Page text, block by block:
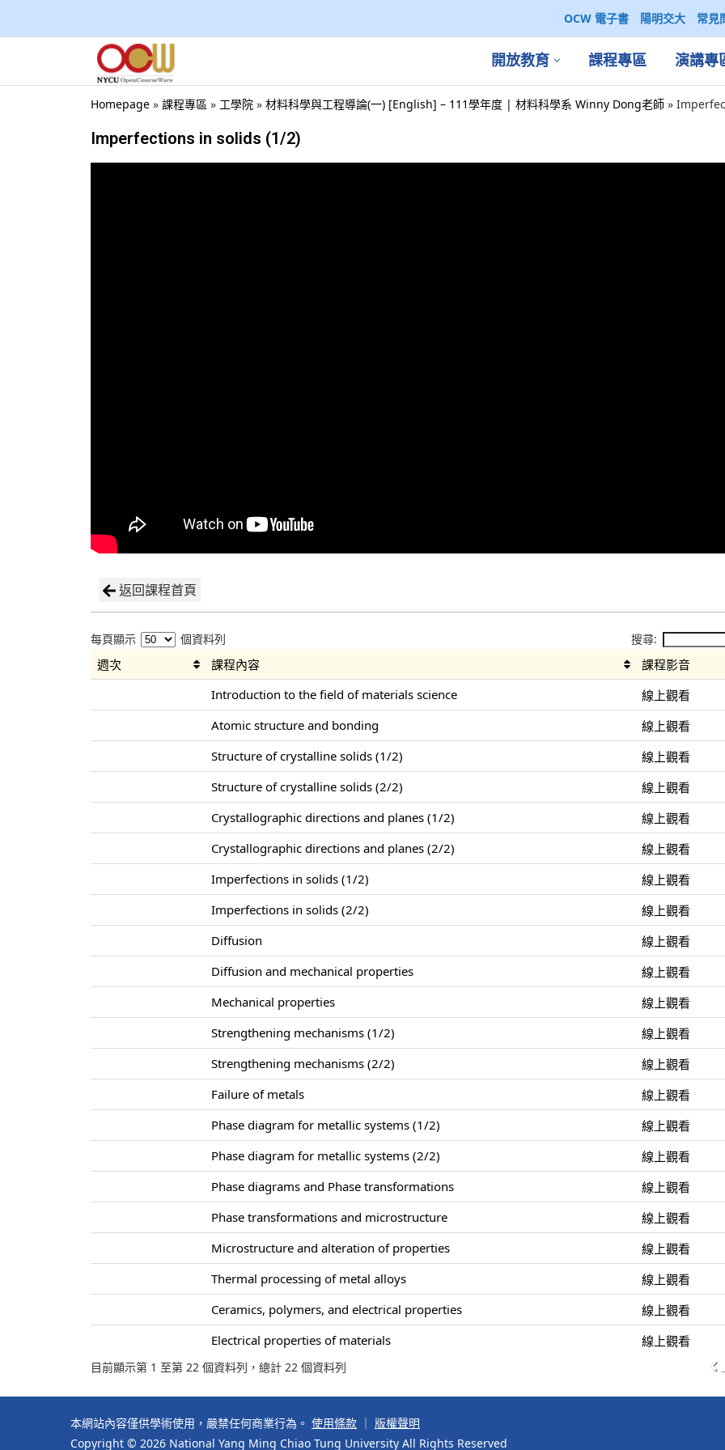
OCW 電子書 陽明交大 常見
開放教育 課程專區 演講專
Homepage » 課程專區 » 工學院 » 材料科學與工程導論(一) [English] – 111學年度 | 材料科學系 Winny Dong老師 »
Imperfections in solids (1/2)
返回課程首頁
每頁顯示 個資料列 搜尋:
週次 課程內容
課程影音
Introduction to the field of materials science
線上觀看
Atomic structure and bonding
線上觀看
Structure of crystalline solids (1/2)
線上觀看
Structure of crystalline solids (2/2)
線上觀看
Crystallographic directions and planes (1/2)
線上觀看
Crystallographic directions and planes (2/2)
線上觀看
Imperfections in solids (1/2)
線上觀看
Imperfections in solids (2/2)
線上觀看
Diffusion
線上觀看
Diffusion and mechanical properties
線上觀看
Mechanical properties
線上觀看
Strengthening mechanisms (1/2)
線上觀看
Strengthening mechanisms (2/2)
線上觀看
Failure of metals
線上觀看
Phase diagram for metallic systems (1/2)
線上觀看
Phase diagram for metallic systems (2/2)
線上觀看
Phase diagrams and Phase transformations
線上觀看
Phase transformations and microstructure
線上觀看
Microstructure and alteration of properties
線上觀看
Thermal processing of metal alloys
線上觀看
Ceramics, polymers, and electrical properties
線上觀看
Electrical properties of materials
線上觀看
目前顯示第 1 至第 22 個資料列，總計 22 個資料列
本網站內容僅供學術使用，嚴禁任何商業行為。 使用條款
版權聲明
Copyright © 2026 National Yang Ming Chiao Tung University All Rights Reserved